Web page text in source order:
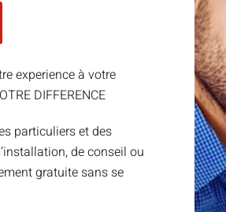
experience à votre
DIFFERENCE
particuliers et des
de conseil ou
gratuite sans se